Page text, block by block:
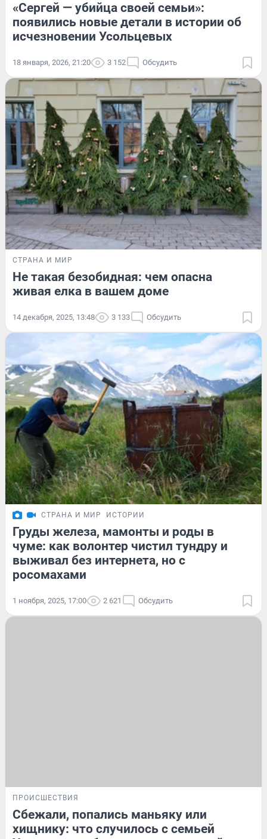
«Сергей — убийца своей семьи»:
появились новые детали в истории об
исчезновении Усольцевых
18 января, 2026, 21:20 3 152 Обсудить
СТРАНА И МИР
Не такая безобидная: чем опасна
живая елка в вашем доме
14 декабря, 2025, 13:48 3 133 Обсудить
СТРАНА И МИР ИСТОРИИ
Груды железа, мамонты и роды в
чуме: как волонтер чистил тундру и
выживал без интернета, но с
росомахами
1 ноября, 2025, 17:00 2 621 Обсудить
ПРОИСШЕСТВИЯ
Сбежали, попались маньяку или
хищнику: что случилось с семьей